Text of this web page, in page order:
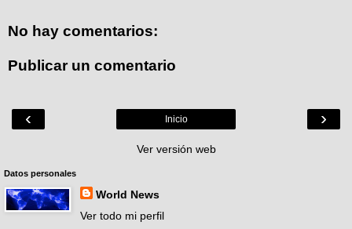
No hay comentarios:
Publicar un comentario
‹ ›
Inicio
Ver versión web
Datos personales
World News
Ver todo mi perfil